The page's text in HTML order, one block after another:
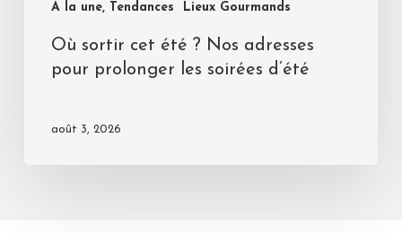
A la une, Tendances Lieux Gourmands
Où sortir cet été ? Nos adresses
pour prolonger les soirées d’été
août 3, 2026